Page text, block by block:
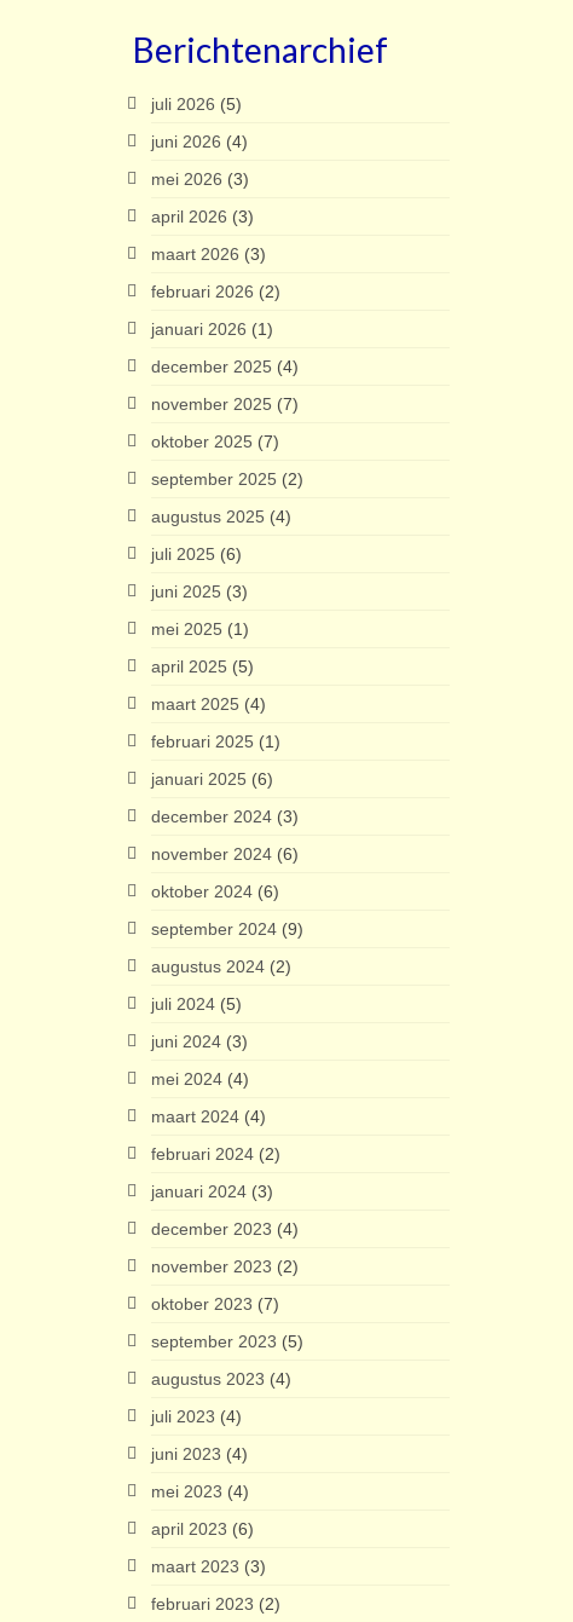
Berichtenarchief
juli 2026 (5)
juni 2026 (4)
mei 2026 (3)
april 2026 (3)
maart 2026 (3)
februari 2026 (2)
januari 2026 (1)
december 2025 (4)
november 2025 (7)
oktober 2025 (7)
september 2025 (2)
augustus 2025 (4)
juli 2025 (6)
juni 2025 (3)
mei 2025 (1)
april 2025 (5)
maart 2025 (4)
februari 2025 (1)
januari 2025 (6)
december 2024(3)
november 2024(6)
oktober 2024(6)
september 2024(9)
augustus 2024(2)
juli 2024(5)
juni 2024(3)
mei 2024(4)
maart 2024(4)
februari 2024(2)
januari 2024(3)
december 2023 (4)
november 2023 (2)
oktober 2023 (7)
september 2023 (5)
augustus 2023 (4)
juli 2023 (4)
juni 2023 (4)
mei 2023 (4)
april 2023 (6)
maart 2023 (3)
februari 2023 (2)